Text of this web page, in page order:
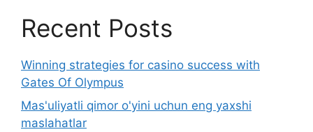
Recent Posts
Winning strategies for casino success with
Gates Of Olympus
Mas'uliyatli qimor o'yini uchun eng yaxshi
maslahatlar